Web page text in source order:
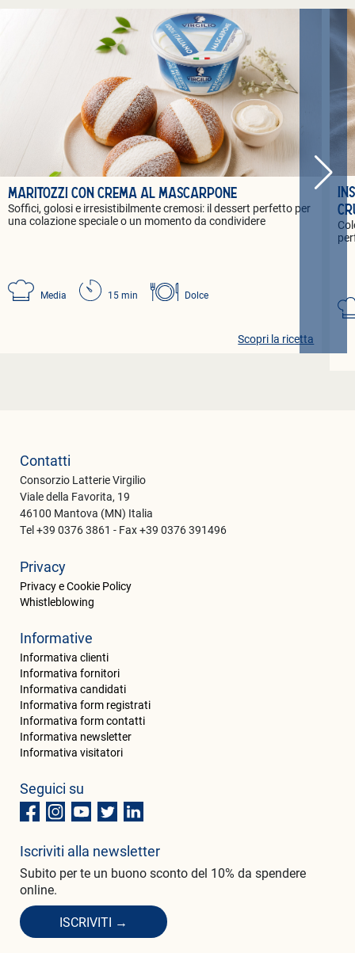
MARITOZZI CON CREMA AL MASCARPONE
Soffici, golosi e irresistibilmente cremosi: il dessert perfetto per
una colazione speciale o un momento da condividere
Media 15 min Dolce
Scopri la ricetta
Contatti
Consorzio Latterie Virgilio
Viale della Favorita, 19
46100 Mantova (MN) Italia
Tel +39 0376 3861 - Fax +39 0376 391496
Privacy
Privacy e Cookie Policy
Whistleblowing
Informative
Informativa clienti
Informativa fornitori
Informativa candidati
Informativa form registrati
Informativa form contatti
Informativa newsletter
Informativa visitatori
Seguici su
Iscriviti alla newsletter
Subito per te un buono sconto del 10% da spendere
online.
ISCRIVITI →